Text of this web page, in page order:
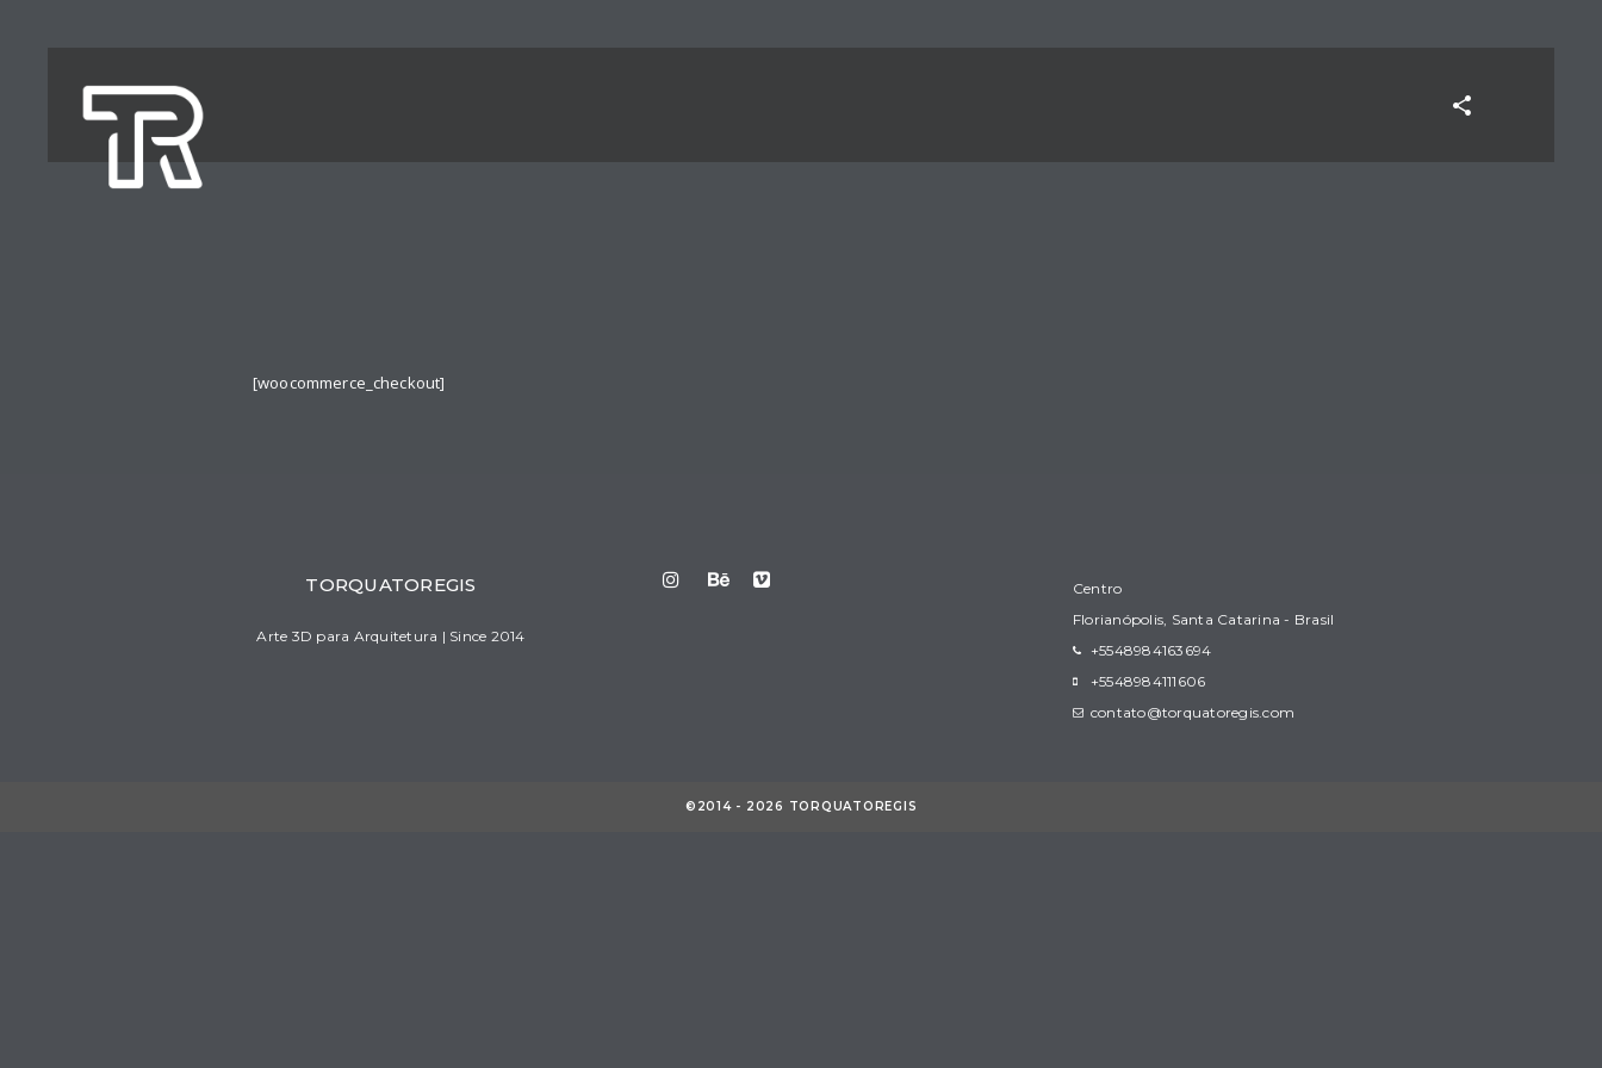
[woocommerce_checkout]
TORQUATOREGIS
Arte 3D para Arquitetura | Since 2014
Centro
Florianópolis, Santa Catarina - Brasil
+5548984163694
+5548984111606
contato@torquatoregis.com
©2014 - 2026 TORQUATOREGIS